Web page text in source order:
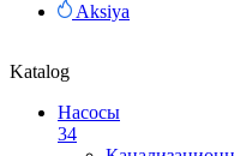
Aksiya
Katalog
Насосы
34